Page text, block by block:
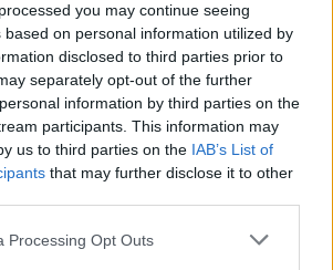
you may continue seeing
based on personal information utilized by
disclosed to third parties prior to
separately opt-out of the further
information by third parties on the
participants. This information may
us to third parties on the IAB’s List of
that may further disclose it to other
website/app uses one or more Google
Processing Opt Outs